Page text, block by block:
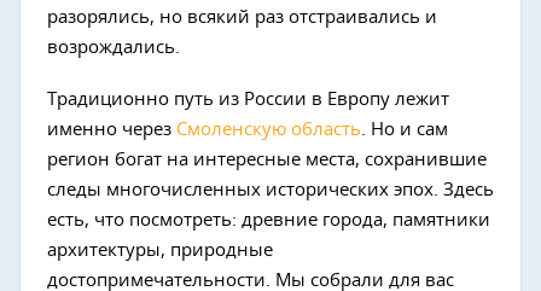
разорялись, но всякий раз отстраивались и
возрождались.
Традиционно путь из России в Европу лежит
именно через Смоленскую область. Но и сам
регион богат на интересные места, сохранившие
следы многочисленных исторических эпох. Здесь
есть, что посмотреть: древние города, памятники
архитектуры, природные
достопримечательности. Мы собрали для вас